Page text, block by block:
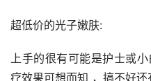
超低价的光子嫩肤:
上手的很有可能是护士或
疗效果可想而知 ，搞不好